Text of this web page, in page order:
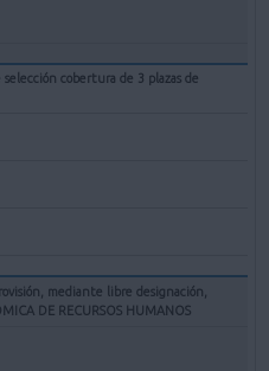
cobertura de 3 plazas de
mediante libre designación,
DE RECURSOS HUMANOS